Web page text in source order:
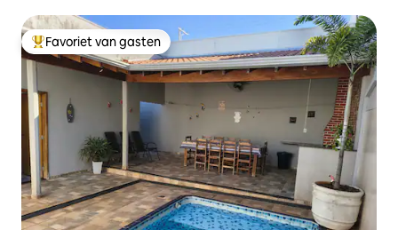
Topfavoriet van gasten
Favoriet van gasten